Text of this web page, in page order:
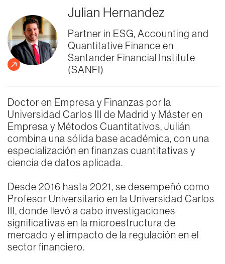
Julian Hernandez
Partner in ESG, Accounting and
Quantitative Finance en
Santander Financial Institute
(SANFI)
Doctor en Empresa y Finanzas por la
Universidad Carlos III de Madrid y Máster en
Empresa y Métodos Cuantitativos, Julián
combina una sólida base académica, con una
especialización en finanzas cuantitativas y
ciencia de datos aplicada.
Desde 2016 hasta 2021, se desempeñó como
Profesor Universitario en la Universidad Carlos
III, donde llevó a cabo investigaciones
significativas en la microestructura de
mercado y el impacto de la regulación en el
sector financiero.